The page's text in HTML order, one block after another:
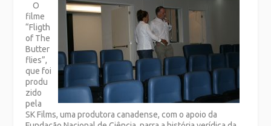
O
filme
“Fligth
of The
Butter
flies”,
que foi
produ
zido
pela
SK Films, uma produtora canadense, com o apoio da